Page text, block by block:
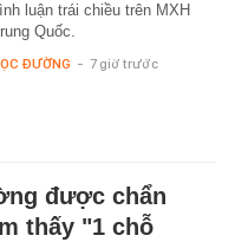
luận trái chiều trên MXH
Quốc.
ĐƯỜNG - 7 giờ trước
được chẩn
thấy "1 chỗ